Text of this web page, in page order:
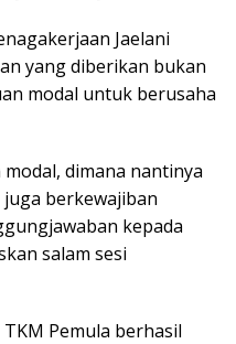
Jaelani
yang diberikan bukan
modal untuk berusaha
dimana nantinya
berkewajiban
kepada
salam sesi
Pemula berhasil